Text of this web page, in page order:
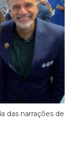
das narrações de